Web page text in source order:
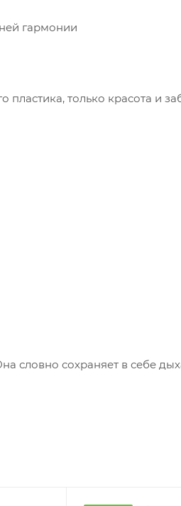
гармонии
только красота и
словно сохраняет в себе